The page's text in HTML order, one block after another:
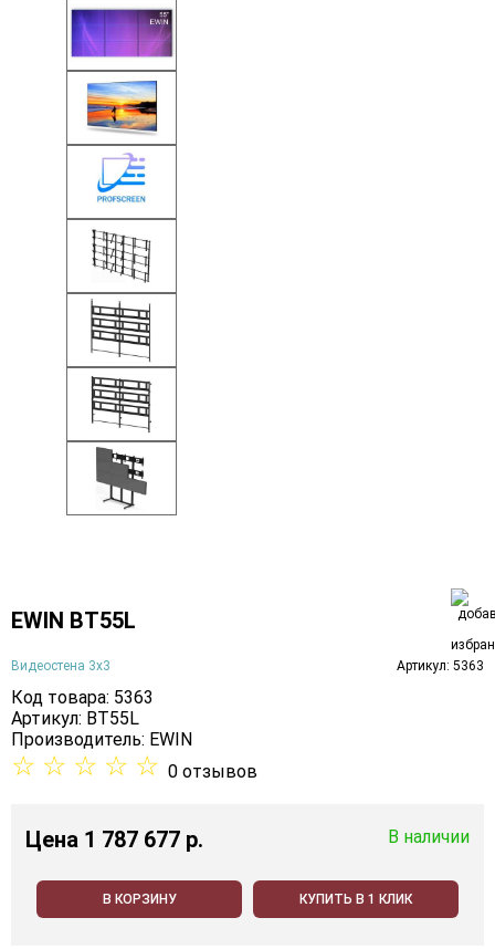
EWIN BT55L
Видеостена 3х3 Артикул: 5363
Код товара: 5363
Артикул: BT55L
Производитель: EWIN
☆ ☆ ☆ ☆ ☆ 0 отзывов
Цена 1 787 677 p. В наличии
В КОРЗИНУ КУПИТЬ В 1 КЛИК